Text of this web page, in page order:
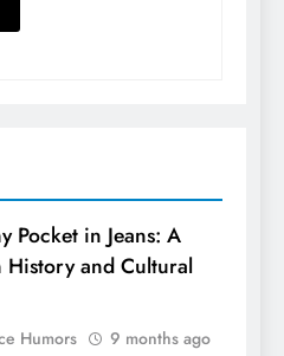
Pocket in Jeans: A
History and Cultural
Humors 9 months ago